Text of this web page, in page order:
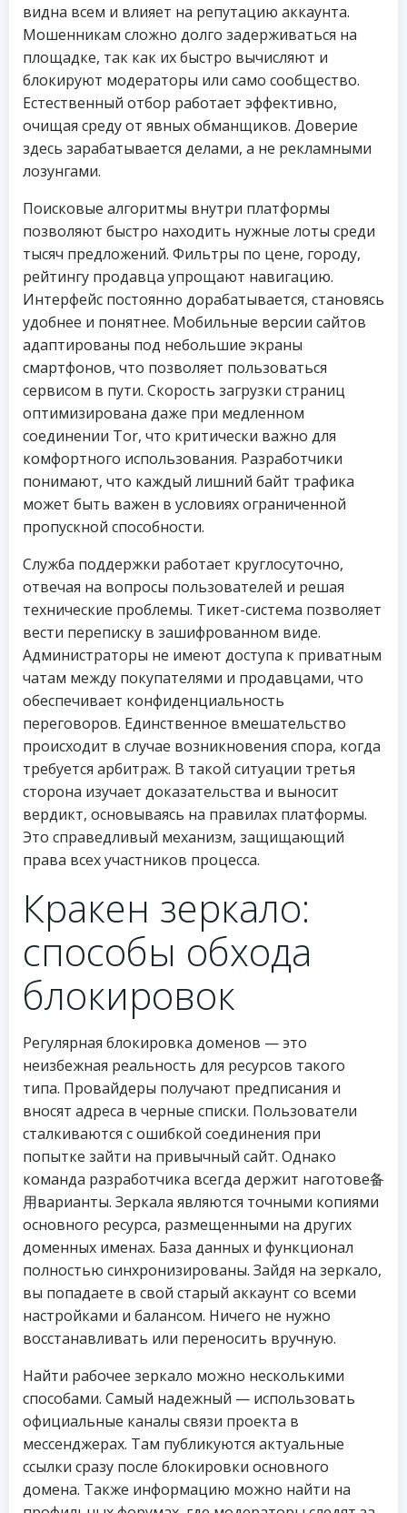
видна всем и влияет на репутацию аккаунта.
Мошенникам сложно долго задерживаться на
площадке, так как их быстро вычисляют и
блокируют модераторы или само сообщество.
Естественный отбор работает эффективно,
очищая среду от явных обманщиков. Доверие
здесь зарабатывается делами, а не рекламными
лозунгами.
Поисковые алгоритмы внутри платформы
позволяют быстро находить нужные лоты среди
тысяч предложений. Фильтры по цене, городу,
рейтингу продавца упрощают навигацию.
Интерфейс постоянно дорабатывается, становясь
удобнее и понятнее. Мобильные версии сайтов
адаптированы под небольшие экраны
смартфонов, что позволяет пользоваться
сервисом в пути. Скорость загрузки страниц
оптимизирована даже при медленном
соединении Tor, что критически важно для
комфортного использования. Разработчики
понимают, что каждый лишний байт трафика
может быть важен в условиях ограниченной
пропускной способности.
Служба поддержки работает круглосуточно,
отвечая на вопросы пользователей и решая
технические проблемы. Тикет-система позволяет
вести переписку в зашифрованном виде.
Администраторы не имеют доступа к приватным
чатам между покупателями и продавцами, что
обеспечивает конфиденциальность
переговоров. Единственное вмешательство
происходит в случае возникновения спора, когда
требуется арбитраж. В такой ситуации третья
сторона изучает доказательства и выносит
вердикт, основываясь на правилах платформы.
Это справедливый механизм, защищающий
права всех участников процесса.
Кракен зеркало:
способы обхода
блокировок
Регулярная блокировка доменов — это
неизбежная реальность для ресурсов такого
типа. Провайдеры получают предписания и
вносят адреса в черные списки. Пользователи
сталкиваются с ошибкой соединения при
попытке зайти на привычный сайт. Однако
команда разработчика всегда держит наготове备
用варианты. Зеркала являются точными копиями
основного ресурса, размещенными на других
доменных именах. База данных и функционал
полностью синхронизированы. Зайдя на зеркало,
вы попадаете в свой старый аккаунт со всеми
настройками и балансом. Ничего не нужно
восстанавливать или переносить вручную.
Найти рабочее зеркало можно несколькими
способами. Самый надежный — использовать
официальные каналы связи проекта в
мессенджерах. Там публикуются актуальные
ссылки сразу после блокировки основного
домена. Также информацию можно найти на